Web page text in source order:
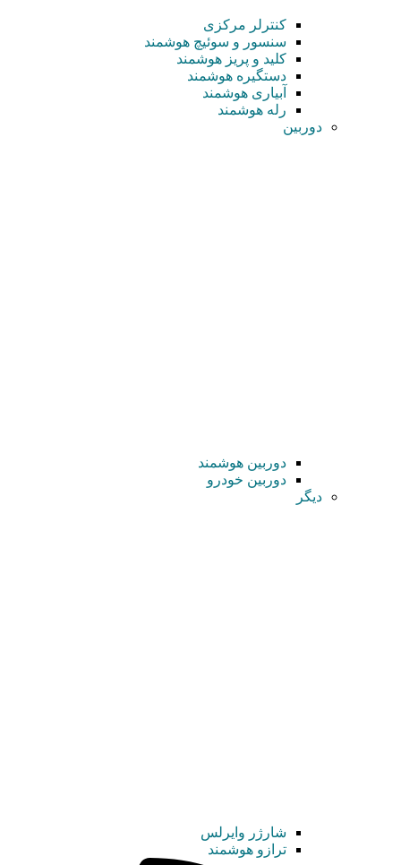
کنترلر مرکزی
سنسور و سوئیچ هوشمند
کلید و پریز هوشمند
دستگیره هوشمند
آبیاری هوشمند
رله هوشمند
دوربین
دوربین هوشمند
دوربین خودرو
دیگر
شارژر وایرلس
ترازو هوشمند